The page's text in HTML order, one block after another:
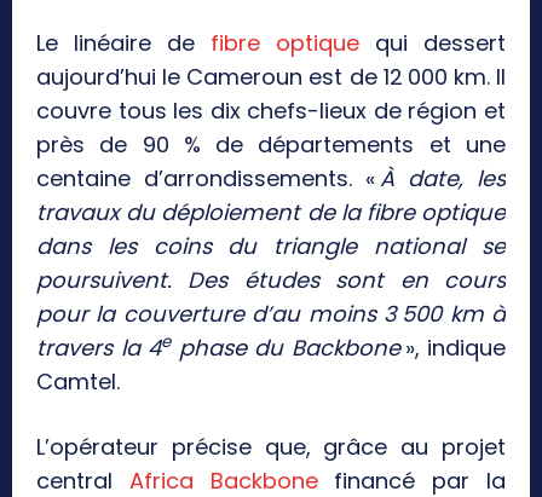
Le linéaire de fibre optique qui dessert
aujourd’hui le Cameroun est de 12 000 km. Il
couvre tous les dix chefs-lieux de région et
près de 90 % de départements et une
centaine d’arrondissements. «À date, les
travaux du déploiement de la fibre optique
dans les coins du triangle national se
poursuivent. Des études sont en cours
pour la couverture d’au moins 3 500 km à
travers la 4ephase du Backbone», indique
Camtel.
L’opérateur précise que, grâce au projet
central Africa Backbonefinancé par la